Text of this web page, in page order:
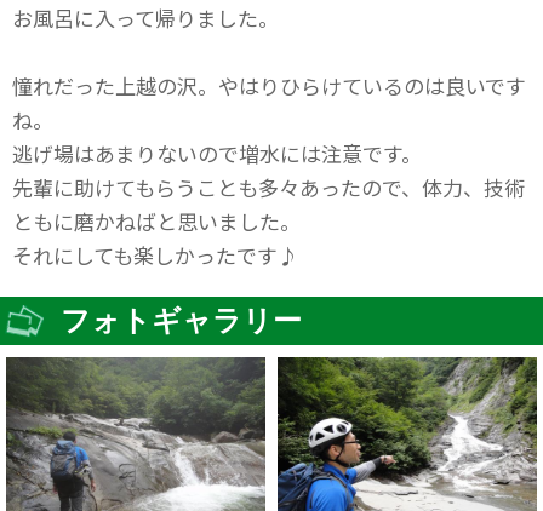
お風呂に入って帰りました。
憧れだった上越の沢。やはりひらけているのは良いです
ね。
逃げ場はあまりないので増水には注意です。
先輩に助けてもらうことも多々あったので、体力、技術
ともに磨かねばと思いました。
それにしても楽しかったです♪
フォトギャラリー